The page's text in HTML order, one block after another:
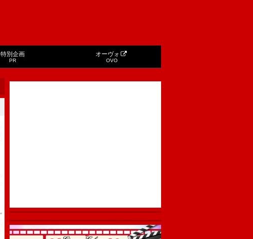
特別企画
PR
オーヴォ
OVO